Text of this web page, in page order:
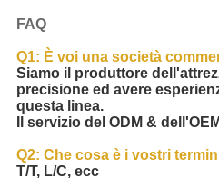
FAQ
Q1: È voi una società
Siamo il produttore
precisione ed avere
questa linea.
Il servizio del ODM &
Q2: Che cosa è i vostri
T/T, L/C, ecc